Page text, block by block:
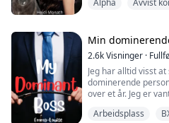
mishandling fra
jeg er ulykkelig i.
I kveld forberedte
forretningspartner
Han er minst en...
Alpha Avvist
Min
2.6kVisninger ·
Jeg har alltid visst
dominerende
over et år. Jeg er
jeg lærte snart at
Arbeidsplass